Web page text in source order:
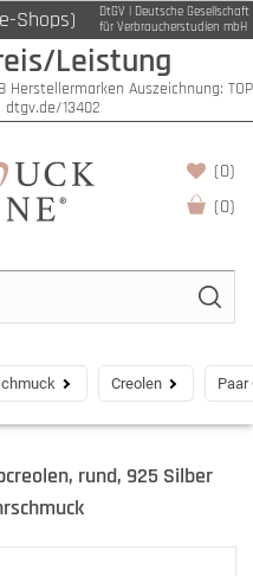
Shops)
DtGV | Deutsche Gesellschaft
für Verbraucherstudien mbH
Leistung
Herstellermarken Auszeichnung: TOP
dtgv.de/13402
(0)
(0)
Creolen Paar
rund, 925 Silber